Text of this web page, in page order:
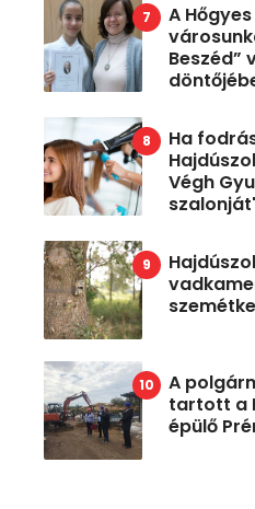
A
Beszéd”
Ha
Végh
A
tartott a
épülő